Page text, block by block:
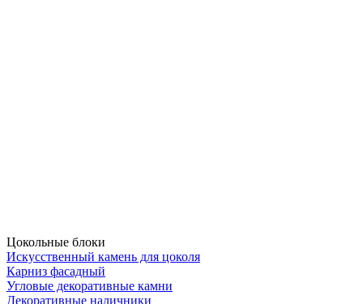
Цокольные блоки
Искусственный камень для цоколя
Карниз фасадный
Угловые декоративные камни
Декоративные наличники